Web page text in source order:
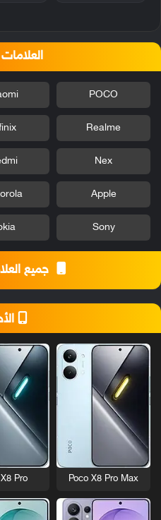
العلامات
POCO
Realme
Nex
Apple
Sony
جميع
Poco X8 Pro Max
Pro